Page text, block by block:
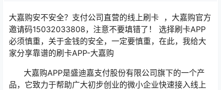
大嘉购安不安全？支付公司直营的线上刷卡 ，大嘉购官方
邀请码15032033808，注意不要填错了！ 选择刷卡APP
必须慎重，关于金钱的安全，一定要慎重，在此，我给大
家分享靠谱的刷卡APP-大嘉购
大嘉购APP是盛迪嘉支付股份有限公司旗下的一个产
品，它致力于帮助广大初步创业的微小企业快速接入线上